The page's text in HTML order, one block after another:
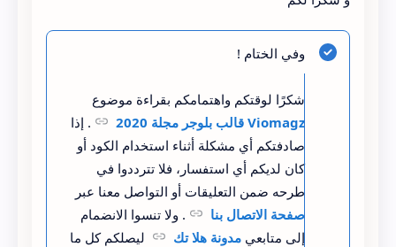
وفي الختام !
شكرًا لوقتكم واهتمامكم بقراءة موضوع
Viomagz قالب بلوجر مجلة 2020
. إذا
صادفتكم أي مشكلة أثناء استخدام الكود أو
كان لديكم أي استفسار، فلا تترددوا في
طرحه ضمن التعليقات أو التواصل معنا عبر
صفحة الاتصال بنا
. ولا تنسوا الانضمام
إلى متابعي مدونة هلا تك
ليصلكم كل ما